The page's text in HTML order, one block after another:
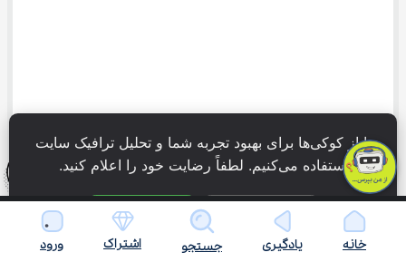
خانه یادگیری جستجو اشتراک ورود
ما از کوکی‌ها برای بهبود تجربه شما و تحلیل ترافیک سایت
استفاده می‌کنیم. لطفاً رضایت خود را اعلام کنید.
فقط ضروری پذیرش همه